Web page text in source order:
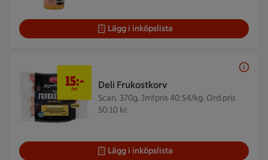
Lägg i inköpslista
Deli Frukostkorv
Scan. 370g. Jmfpris 40:54/kg. Ord.pris
50:10 kr.
15:-
/st
Lägg i inköpslista